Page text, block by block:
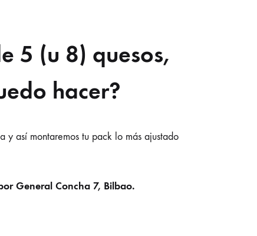
5 (u 8) quesos,
hacer?
y así montaremos tu pack lo más ajustado
General Concha 7, Bilbao.